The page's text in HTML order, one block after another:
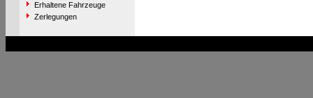
Erhaltene Fahrzeuge
Zerlegungen